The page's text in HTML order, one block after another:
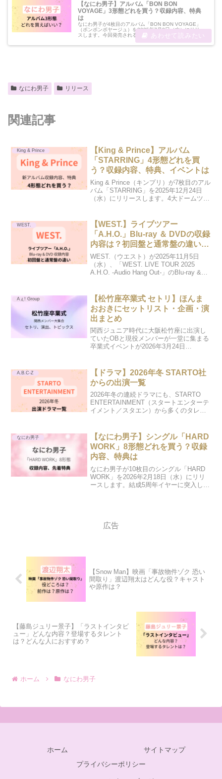
【なにわ男子】アルバム「BON BON
VOYAGE」3形態どれを買う？収録内容、特典
は
なにわ男子が4枚目のアルバム「BON BON VOYAGE」
（ボンボンボヤージュ）を2025年7月2日（水）にリリー
スします。今回発売されるのは、初回限定盤1と初回限定
を買うのがいいのか、...
なにわ男子 リリース
関連記事
King & Prince
【King & Prince】アルバム
「STARRING」4形態どれを買
う？収録内容、特典、イベントは
King & Prince（キンプリ）が7枚目のアル
バム「STARRING」を2025年12月24日
（水）にリリースします。4大ドームツア
ミアイベント」が予定され...
WEST.
【WEST.】ライブツアー
「A.H.O.」Blu-ray ＆ DVDの収録
内容は？初回盤と通常盤の違い
は？
WEST.（ウエスト）が2025年11月5日
（水）、「WEST. LIVE TOUR 2025
A.H.O. -Audio Hang Out-」のBlu-ray &
Aぇ! Group
【松竹座卒業式 セトリ】ほんま
おおきにセットリスト・企画・演
出まとめ
関西ジュニア時代に大阪松竹座に出演し
ていたOBと現役メンバーが一堂に集まる
卒業式イベントが2026年3月24日
竹座男子。今まで永らくお世話になりま
した。関ジュの頃...
A.B.C-Z
【ドラマ】2026年冬 STARTO社
からの出演一覧
2026年冬の連続ドラマにも、STARTO
ENTERTAINMENT（スタートエンターテ
イメント／スタエン）から多くのタレン
情報から、配信番組も含め、まとめてご
紹介...
なにわ男子
【なにわ男子】シングル「HARD
WORK」8形態どれを買う？収録
内容、特典は
なにわ男子が10枚目のシングル「HARD
WORK」を2026年2月18日（水）にリリ
ースします。結成5周年イヤーに突入して
広告
【Snow Man】映画「事故物件ゾク 恐い
間取り」渡辺翔太はどんな役？キャスト
や原作は？
【藤島ジュリー景子】「ラストインタビ
ュー」どんな内容？登場するタレント
は？どんな人におすすめ？
ホーム なにわ男子
ホーム
サイトマップ
プライバシーポリシー